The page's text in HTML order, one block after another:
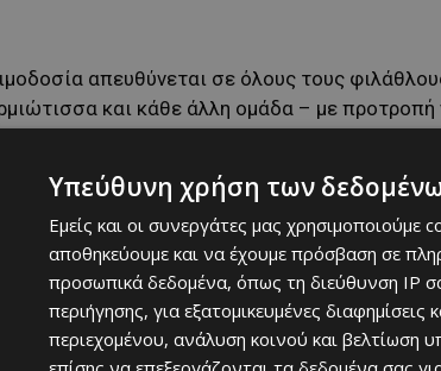
απευθύνεται σε όλους τους
και κάθε άλλη ομάδα – με προτροπή
τους, στέλνοντας το μήνυμα ότι «στα
Υπεύθυνη χρήση των
Εμείς και οι συνεργάτες μας χρησιμοποιούμε
αποθηκεύουμε και να έχουμε πρόσβαση σε
προσωπικά δεδομένα, όπως τη διεύθυνση IP
περιήγησης, για εξατομικευμένες
περιεχομένου, ανάλυση κοινού και βελτίωση